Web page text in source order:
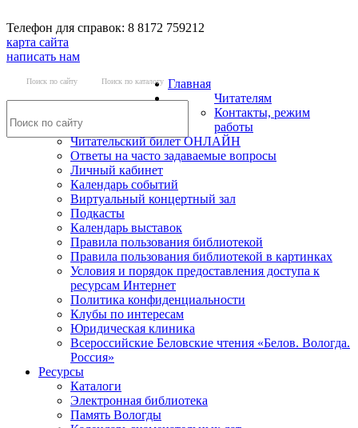
Телефон для справок: 8 8172 759212
карта сайта
написать нам
Поиск по сайту Поиск по каталогу Главная
Читателям
Контакты, режим
работы
Читательский билет ОНЛАЙН
Ответы на часто задаваемые вопросы
Личный кабинет
Календарь событий
Виртуальный концертный зал
Подкасты
Календарь выставок
Правила пользования библиотекой
Правила пользования библиотекой в картинках
Условия и порядок предоставления доступа к
ресурсам Интернет
Политика конфиденциальности
Клубы по интересам
Юридическая клиника
Всероссийские Беловские чтения «Белов. Вологда.
Россия»
Ресурсы
Каталоги
Электронная библиотека
Память Вологды